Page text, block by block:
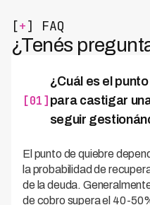
[+] FAQ
¿Tenés
[01]
¿Cuál es el
para castigar
seguir
El punto de quiebre
la probabilidad de
de la deuda.
de cobro supera el 40-